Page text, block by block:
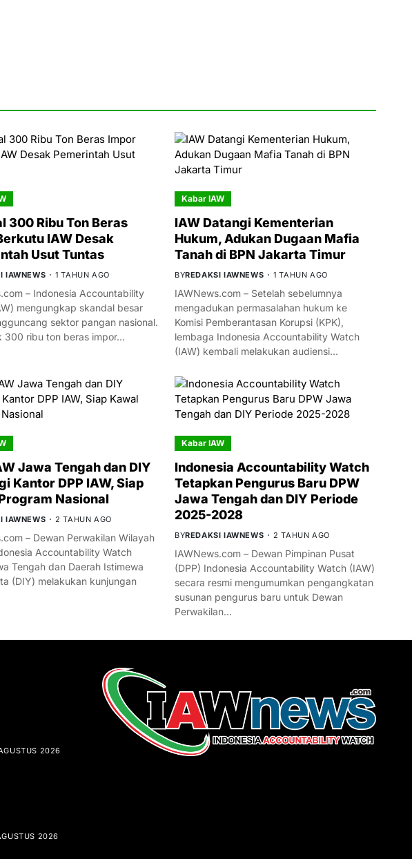
300 Ribu Ton Beras
IAW Desak
Usut Tuntas
IAWNEWS 1 TAHUN AGO
– Indonesia Accountability
mengungkap skandal besar
sektor pangan nasional.
300 ribu ton beras impor…
Kabar IAW
IAW Datangi Kementerian
Hukum, Adukan Dugaan Mafia
Tanah di BPN Jakarta Timur
BYREDAKSI IAWNEWS 1 TAHUN AGO
IAWNews.com – Setelah sebelumnya
mengadukan permasalahan hukum ke
Komisi Pemberantasan Korupsi (KPK),
lembaga Indonesia Accountability Watch
(IAW) kembali melakukan audiensi…
Jawa Tengah dan DIY
Kantor DPP IAW, Siap
Nasional
IAWNEWS 2 TAHUN AGO
– Dewan Perwakilan Wilayah
Accountability Watch
Tengah dan Daerah Istimewa
(DIY) melakukan kunjungan
Kabar IAW
Indonesia Accountability Watch
Tetapkan Pengurus Baru DPW
Jawa Tengah dan DIY Periode
2025-2028
BYREDAKSI IAWNEWS 2 TAHUN AGO
IAWNews.com – Dewan Pimpinan Pusat
(DPP) Indonesia Accountability Watch (IAW)
secara resmi mengumumkan pengangkatan
susunan pengurus baru untuk Dewan
Perwakilan…
2026
2026